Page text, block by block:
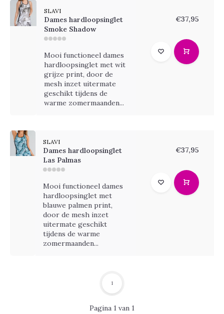
SLAVI
Dames hardloopsinglet
Smoke Shadow
Mooi functioneel dames
hardloopsinglet met wit
grijze print, door de
mesh inzet uitermate
geschikt tijdens de
warme zomermaanden...
€37,95
SLAVI
Dames hardloopsinglet
Las Palmas
Mooi functioneel dames
hardloopsinglet met
blauwe palmen print,
door de mesh inzet
uitermate geschikt
tijdens de warme
zomermaanden...
€37,95
Pagina 1 van 1
1